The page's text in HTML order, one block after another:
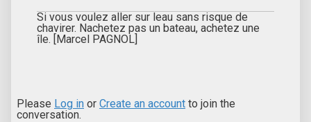
Si vous voulez aller sur leau sans risque de
chavirer. Nachetez pas un bateau, achetez une
île. [Marcel PAGNOL]
Please Log in or Create an account to join the
conversation.